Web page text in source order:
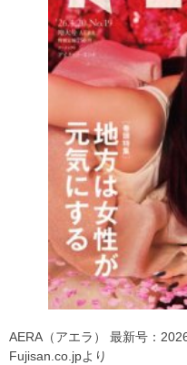
AERA（アエラ） 最新号：
Fujisan.co.jpより